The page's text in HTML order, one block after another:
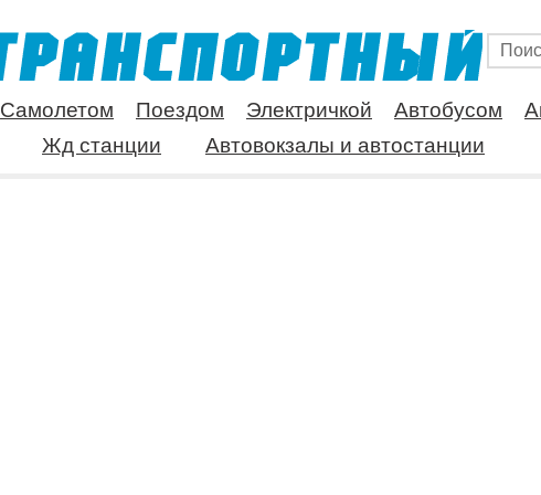
Самолетом Поездом Электричкой Автобусом
Жд станции Автовокзалы и автостанции